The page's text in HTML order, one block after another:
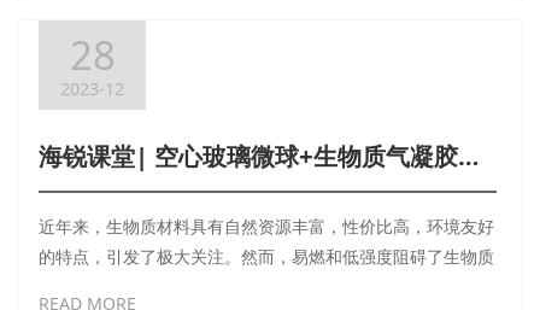
28
2023-12
海锐课堂| 空心玻璃微球+生物质气凝胶，海锐科学家制备新型隔热阻燃材料！
近年来，生物质材料具有自然资源丰富，性价比高，环境友好
的特点，引发了极大关注。然而，易燃和低强度阻碍了生物质
READ MORE